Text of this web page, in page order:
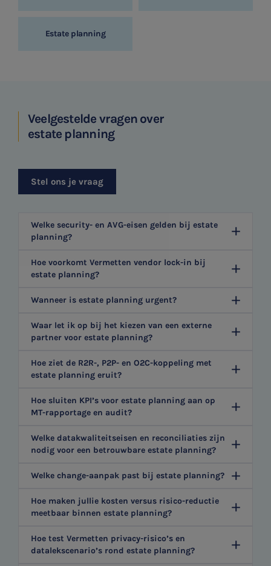
Estate planning
Veelgestelde vragen over
estate planning
Stel ons je vraag
Welke security- en AVG-eisen gelden bij estate
planning?
Hoe voorkomt Vermetten vendor lock-in bij
estate planning?
Wanneer is estate planning urgent?
Waar let ik op bij het kiezen van een externe
partner voor estate planning?
Hoe ziet de R2R-, P2P- en O2C-koppeling met
estate planning eruit?
Hoe sluiten KPI’s voor estate planning aan op
MT-rapportage en audit?
Welke datakwaliteitseisen en reconciliaties zijn
nodig voor een betrouwbare estate planning?
Welke change-aanpak past bij estate planning?
Hoe maken jullie kosten versus risico-reductie
meetbaar binnen estate planning?
Hoe test Vermetten privacy-risico’s en
datalekscenario’s rond estate planning?